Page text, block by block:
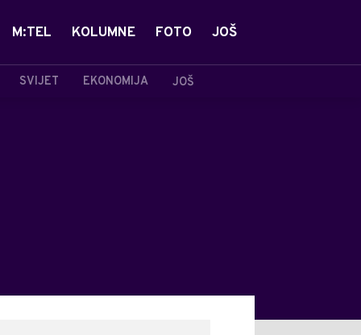
SVIJET EKONOMIJA JOŠ
M:TEL KOLUMNE FOTO JOŠ